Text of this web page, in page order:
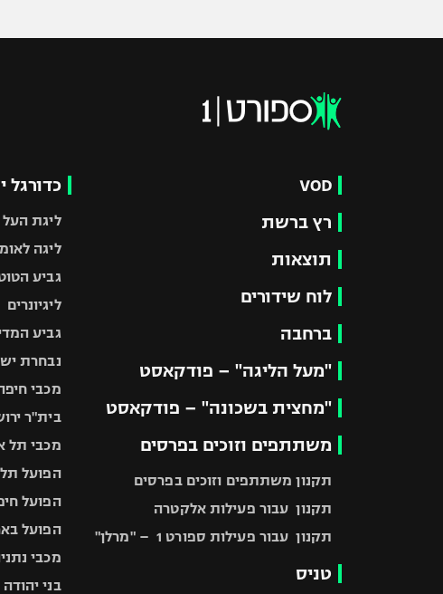
VOD
רץ ברשת
תוצאות
לוח שידורים
ברחבה
"מעל הליגה" – פודקאסט
"מחצית בשכונה" – פודקאסט
משתתפים וזוכים בפרסים
תקנון משתתפים וזוכים בפרסים
תקנון עבור פעילות אלקטרה
תקנון עבור פעילות ספורט 1 – "מרלן"
טניס
כדורגל
ליגת העל
ליגה
גביע
ליגיונרים
גביע
נבחרת
מכבי
בית"ר
מכבי תל
הפועל
הפועל
הפועל
מכבי
בני יהודה